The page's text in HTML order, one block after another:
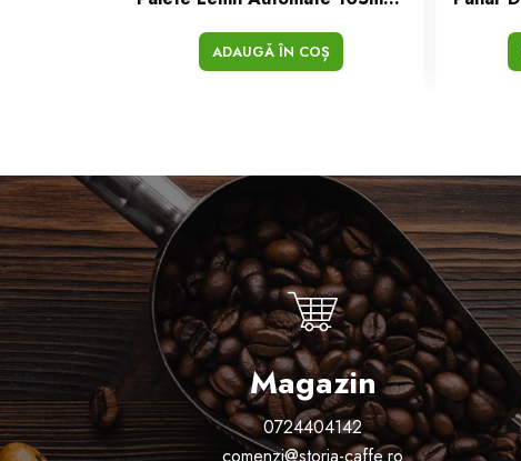
ADAUGĂ ÎN COȘ
Magazin
0724404142